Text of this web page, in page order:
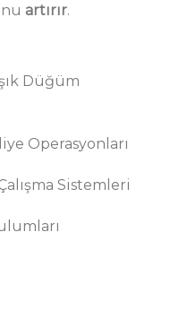
artırır.
Düğüm
Operasyonları
Sistemleri